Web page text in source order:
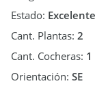
Estado: Excelente
Cant. Plantas: 2
Cant. Cocheras: 1
Orientación: SE